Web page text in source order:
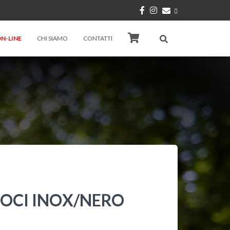
LINE CHI SIAMO CONTATTI
INOX/NERO